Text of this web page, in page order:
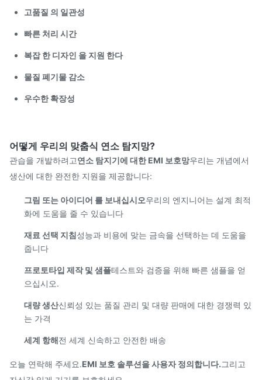
고품질 의 일관성
빠른 처리 시간
복잡 한 디자인 을 지원 한다
물질 폐기물 감소
우수한 확장성
어떻게 우리의 맞춤식 연소 탐지망?
관습을 개발하려고연소 탐지기에 대한 EMI 보호망우리는 개념에서
생산에 대한 완전한 지원을 제공합니다:
그림 또는 아이디어 를 보내십시오우리의 엔지니어는 설계 최적
화에 도움을 줄 수 있습니다
재료 선택 지침성능과 비용에 맞는 금속을 선택하는 데 도움을
줍니다
프로토타입 제작 및 샘플테스트와 검증을 위해 빠른 샘플을 얻
으십시오.
대량 생산신뢰성 있는 품질 관리 및 대량 판매에 대한 경쟁력 있
는 가격
세계 항해전 세계 신속하고 안전한 배송
오늘 연락해 주세요.EMI 보호 솔루션을 사용자 정의합니다.그리고